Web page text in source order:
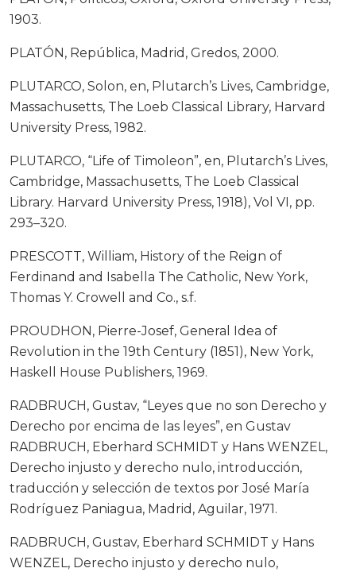
1903.
PLATÓN, República, Madrid, Gredos, 2000.
PLUTARCO, Solon, en, Plutarch’s Lives, Cambridge,
Massachusetts, The Loeb Classical Library, Harvard
University Press, 1982.
PLUTARCO, “Life of Timoleon”, en, Plutarch’s Lives,
Cambridge, Massachusetts, The Loeb Classical
Library. Harvard University Press, 1918), Vol VI, pp.
293–320.
PRESCOTT, William, History of the Reign of
Ferdinand and Isabella The Catholic, New York,
Thomas Y. Crowell and Co., s.f.
PROUDHON, Pierre-Josef, General Idea of
Revolution in the 19th Century (1851), New York,
Haskell House Publishers, 1969.
RADBRUCH, Gustav, “Leyes que no son Derecho y
Derecho por encima de las leyes”, en Gustav
RADBRUCH, Eberhard SCHMIDT y Hans WENZEL,
Derecho injusto y derecho nulo, introducción,
traducción y selección de textos por José María
Rodríguez Paniagua, Madrid, Aguilar, 1971.
RADBRUCH, Gustav, Eberhard SCHMIDT y Hans
WENZEL, Derecho injusto y derecho nulo,